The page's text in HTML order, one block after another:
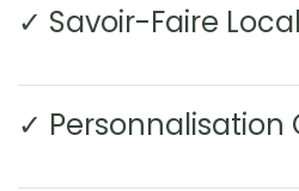
✓ Savoir-Faire Local
✓ Personnalisation